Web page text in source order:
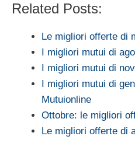
Related Posts:
Le migliori offerte di
I migliori mutui di
I migliori mutui di
I migliori mutui di
Mutuionline
Ottobre: le migliori
Le migliori offerte di